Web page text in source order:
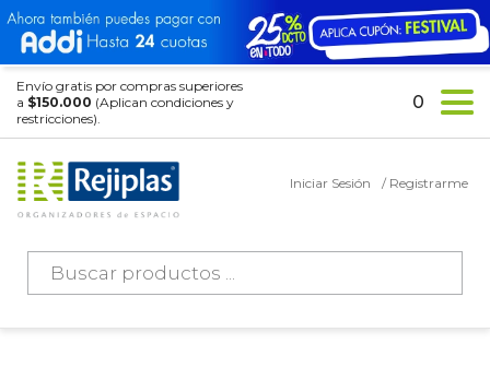
Envío gratis por compras superiores
a $150.000 (Aplican condiciones y
restricciones).
Búsqueda
productos
Iniciar Sesión / Registrarme
0